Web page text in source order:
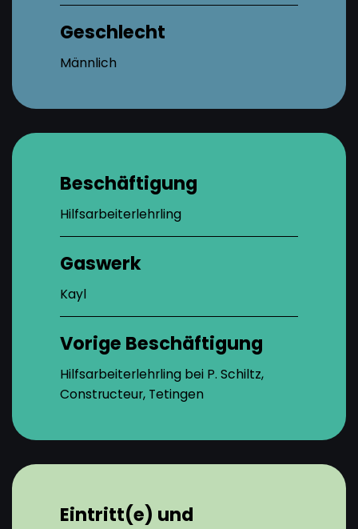
Geschlecht
Männlich
Beschäftigung
Hilfsarbeiterlehrling
Gaswerk
Kayl
Vorige Beschäftigung
Hilfsarbeiterlehrling bei P. Schiltz,
Constructeur, Tetingen
Eintritt(e) und